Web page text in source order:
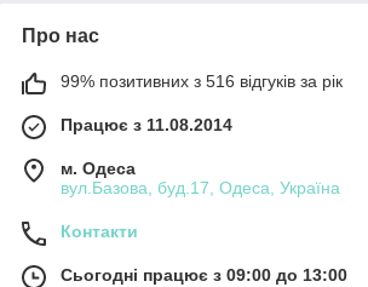
Про нас
99% позитивних з 516 відгуків за рік
Працює з 11.08.2014
м. Одеса
вул.Базова, буд.17, Одеса, Україна
Контакти
Сьогодні працює з 09:00 до 13:00